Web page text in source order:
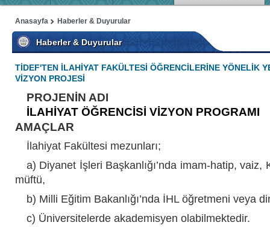
Haberler & Duyurular
Anasayfa
Haberler & Duyurular
TİDEF'TEN İLAHİYAT FAKÜLTESİ ÖĞRENCİLERİNE YÖNELİK
VİZYON PROJESİ
PROJENİN ADI
İLAHİYAT ÖĞRENCİSİ VİZYON PROGRAMI
AMAÇLAR
İlahiyat Fakültesi mezunları;
a) Diyanet İşleri Başkanlığı’nda imam-hatip, vaiz,
müftü,
b) Milli Eğitim Bakanlığı’nda İHL öğretmeni veya
c) Üniversitelerde akademisyen olabilmektedir.